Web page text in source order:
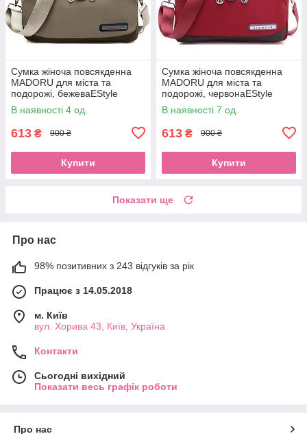
Сумка жіноча повсякденна
MADORU для міста та
подорожі, бежеваEStyle
В наявності 4 од.
613 ₴ 900 ₴
Купити
Сумка жіноча повсякденна
MADORU для міста та
подорожі, червонаEStyle
В наявності 7 од.
613 ₴ 900 ₴
Купити
Показати ще
Про нас
98% позитивних з 243 відгуків за рік
Працює з 14.05.2018
м. Київ
вул. Хорива 43, Київ, Україна
Контакти
Сьогодні вихідний
Показати весь графік роботи
Про нас